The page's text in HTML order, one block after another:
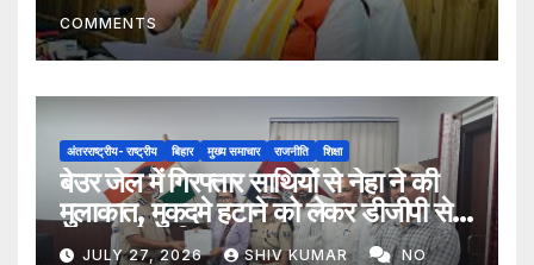
COMMENTS
अंतरराष्ट्रीय- राष्ट्रीय बिहार मुख्य समाचार राजनीति शिक्षा
बेउर जेल में गिरफ्तार साथियों से नेहा ने की
मुलाकात, मुकदमे हटाने को लेकर डीजीपी से
मिला प्रतिनिधिमंडल
JULY 27, 2026 SHIV KUMAR NO